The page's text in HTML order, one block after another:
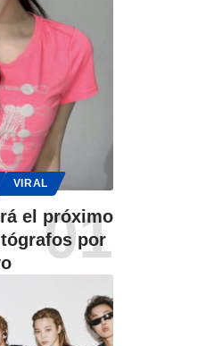
VIRAL
el próximo
por